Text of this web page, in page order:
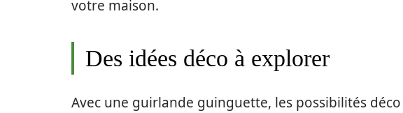
votre maison.
Des idées déco à explorer
Avec une guirlande guinguette, les possibilités